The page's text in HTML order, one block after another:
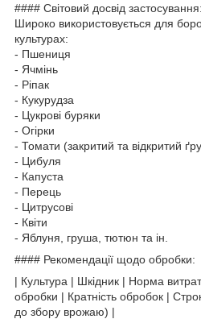
#### Світовий досвід застосування:
Широко використовується для
культурах:
- Пшениця
- Ячмінь
- Ріпак
- Кукурудза
- Цукрові буряки
- Огірки
- Томати (закритий та відкритий
- Цибуля
- Капуста
- Перець
- Цитрусові
- Квіти
- Яблуня, груша, тютюн та ін.
#### Рекомендації щодо обробки:
| Культура | Шкідник | Норма
обробки | Кратність обробок |
до збору врожаю) |